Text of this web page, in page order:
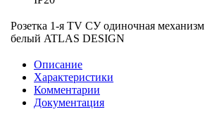
Розетка 1-я TV СУ одиночная механизм
белый ATLAS DESIGN
Описание
Характеристики
Комментарии
Документация